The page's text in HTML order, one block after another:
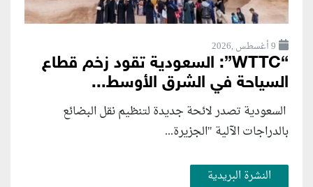
9 أغسطس ,2026
“WTTC”: السعودية تقود زخم قطاع
السياحة في الشرق الأوسط...
السعودية تصدر لائحة جديدة لتنظيم نقل البضائع
بالدراجات الآلية "الجزيرة...
النشرة البريدية